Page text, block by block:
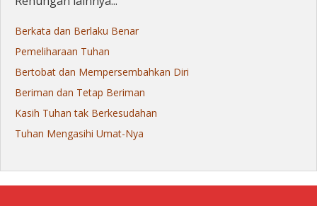
Berkata dan Berlaku Benar
Pemeliharaan Tuhan
Bertobat dan Mempersembahkan Diri
Beriman dan Tetap Beriman
Kasih Tuhan tak Berkesudahan
Tuhan Mengasihi Umat-Nya